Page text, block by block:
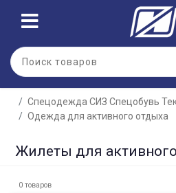
Спецодежда СИЗ Спецобувь
Одежда для активного отдыха
Жилеты для
0 товаров